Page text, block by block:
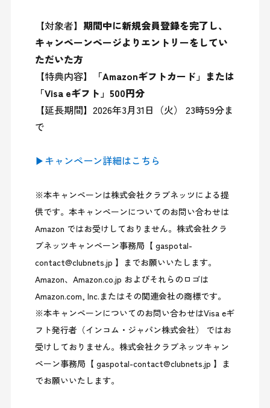
【対象者】 期間中に新規会員登録を完了し、
キャンペーンページよりエントリーをしてい
ただいた方
【特典内容】
「Amazonギフトカード」または
「Visa eギフト」500円分
【延長期間】2026年3月31日（火） 23時59分ま
で
▶キャンペーン詳細はこちら
※本キャンペーンは株式会社クラブネッツによる提
供です。本キャンペーンについてのお問い合わせは
Amazon ではお受けしておりません。株式会社クラ
ブネッツキャンペーン事務局【 gaspotal-
contact@clubnets.jp 】までお願いいたします。
Amazon、Amazon.co.jp およびそれらのロゴは
Amazon.com, Inc.またはその関連会社の商標です。
※本キャンペーンについてのお問い合わせはVisa eギ
フト発行者（インコム・ジャパン株式会社） ではお
受けしておりません。株式会社クラブネッツキャン
ペーン事務局【 gaspotal-contact@clubnets.jp 】ま
でお願いいたします。